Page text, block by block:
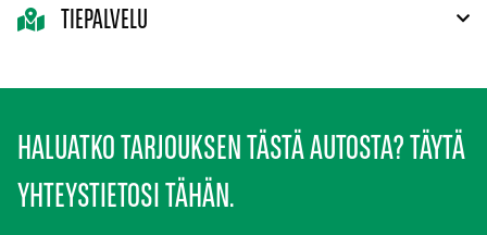
TIEPALVELU
HALUATKO TARJOUKSEN TÄSTÄ AUTOSTA? TÄYTÄ
YHTEYSTIETOSI TÄHÄN.